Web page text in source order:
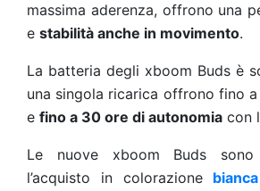
massima aderenza, offrono una
e stabilità anche in movimento.
La batteria degli xboom Buds è
una singola ricarica offrono fino
e fino a 30 ore di autonomia con
Le nuove xboom Buds
l’acquisto in colorazione
bianca